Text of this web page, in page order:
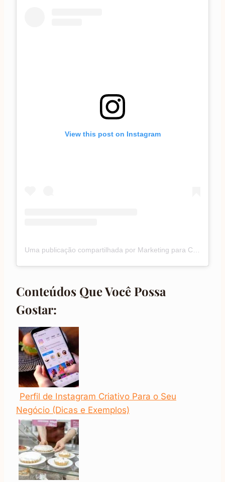
View this post on Instagram
Conteúdos Que Você Possa
Gostar:
Perfil de Instagram Criativo Para o Seu
Negócio (Dicas e Exemplos)